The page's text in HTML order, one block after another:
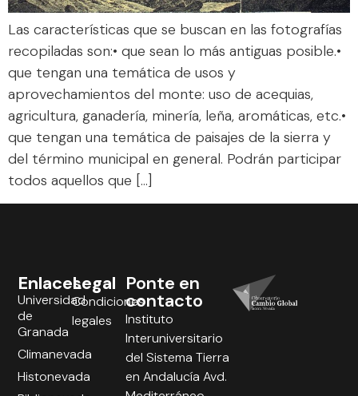
Las características que se buscan en las fotografías
recopiladas son:• que sean lo más antiguas posible.•
que tengan una temática de usos y
aprovechamientos del monte: uso de acequias,
agricultura, ganadería, minería, leña, aromáticas, etc.•
que tengan una temática de paisajes de la sierra y
del término municipal en general. Podrán participar
todos aquellos que […]
Legal
Condiciones
legales
Enlaces
Universidad
de
Granada
Climanevada
Histonevada
Ponte en
contacto
Instituto
Interuniversitario
del Sistema Tierra
en Andalucía Avd.